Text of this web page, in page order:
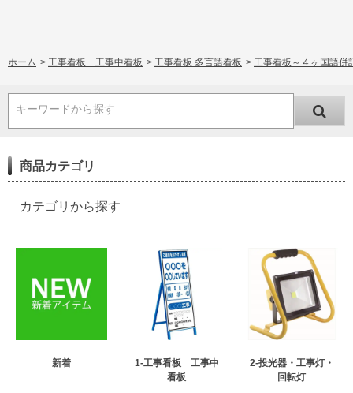
ホーム > 工事看板 工事中看板 > 工事看板 多言語看板 > 工事看板～４ヶ国語併
キーワードから探す
商品カテゴリ
カテゴリから探す
新着
1-工事看板 工事中
看板
2-投光器・工事灯・
回転灯